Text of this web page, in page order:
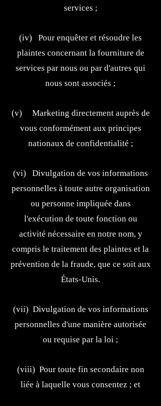
services ;
(iv) Pour enquêter et résoudre les
plaintes concernant la fourniture de
services par nous ou par d'autres qui
nous sont associés ;
(v) Marketing directement auprès de
vous conformément aux principes
nationaux de confidentialité ;
(vi) Divulgation de vos informations
personnelles à toute autre organisation
ou personne impliquée dans
l'exécution de toute fonction ou
activité nécessaire en notre nom, y
compris le traitement des plaintes et la
prévention de la fraude, que ce soit aux
États-Unis.
(vii) Divulgation de vos informations
personnelles d'une manière autorisée
ou requise par la loi ;
(viii) Pour toute fin secondaire non
liée à laquelle vous consentez ; et